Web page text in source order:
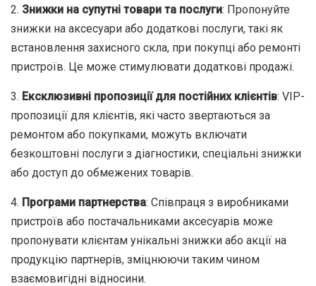
2. Знижки на супутні товари та послуги: Пропонуйте
знижки на аксесуари або додаткові послуги, такі як
встановлення захисного скла, при покупці або ремонті
пристроїв. Це може стимулювати додаткові продажі.
3. Ексклюзивні пропозиції для постійних клієнтів: VIP-
пропозиції для клієнтів, які часто звертаються за
ремонтом або покупками, можуть включати
безкоштовні послуги з діагностики, спеціальні знижки
або доступ до обмежених товарів.
4. Програми партнерства: Співпраця з виробниками
пристроїв або постачальниками аксесуарів може
пропонувати клієнтам унікальні знижки або акції на
продукцію партнерів, зміцнюючи таким чином
взаємовигідні відносини.